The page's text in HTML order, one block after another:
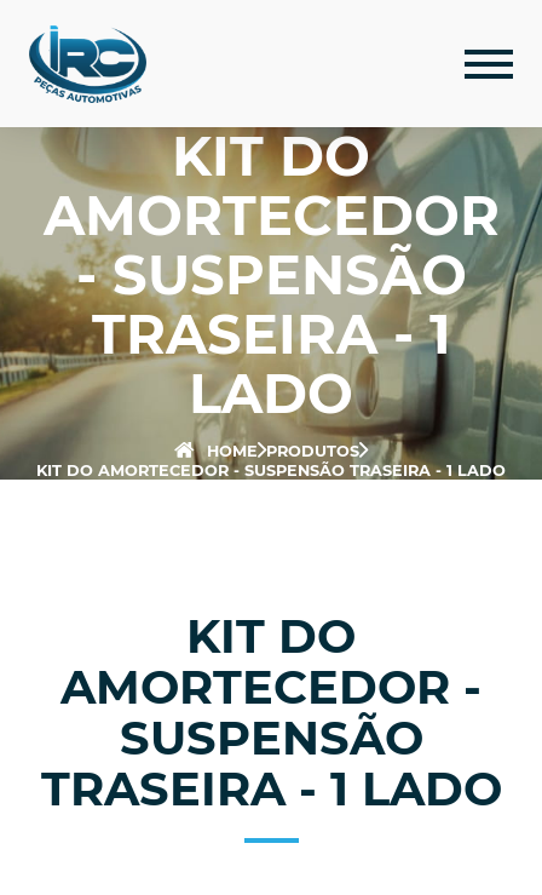
KIT DO
AMORTECEDOR
- SUSPENSÃO
TRASEIRA - 1
LADO
HOME PRODUTOS
KIT DO AMORTECEDOR - SUSPENSÃO TRASEIRA - 1 LADO
KIT DO
AMORTECEDOR -
SUSPENSÃO
TRASEIRA - 1 LADO